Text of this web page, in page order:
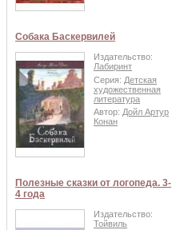
Собака Баскервилей
Издательство:
Лабиринт
Серия: Детская
художественная
литература
Автор: Дойл Артур
Конан
Полезные сказки от логопеда. 3-
4 года
Издательство:
Тойвиль